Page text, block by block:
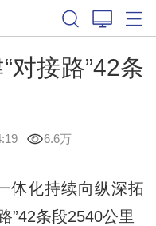
对接路”42条
6.6万
化持续向纵深拓
”42条段2540公里